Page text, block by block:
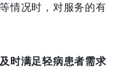
情况时，对服务的有
时满足轻病患者需求